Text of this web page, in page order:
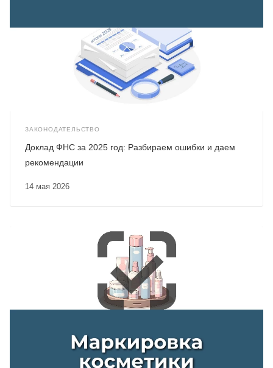
ЗАКОНОДАТЕЛЬСТВО
14 мая 2026
Доклад ФНС за 2025 год: Разбираем ошибки и даем
рекомендации